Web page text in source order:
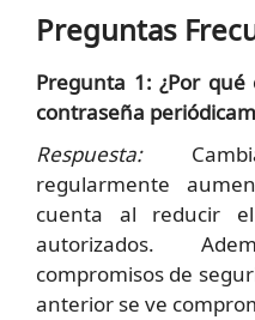
Preguntas
Pregunta 1: ¿Por
contraseña
Respuesta:
regularmente
cuenta al reducir
autorizados.
compromisos de
anterior se ve